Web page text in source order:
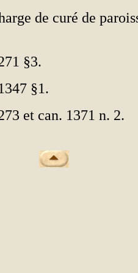
de curé de
§3.
§1.
et can. 1371 n. 2.